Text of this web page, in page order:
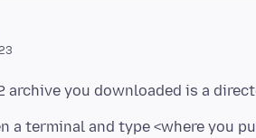
a terminal and type <where you